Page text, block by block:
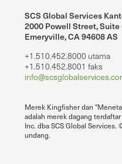
SCS Global Services
2000 Powell Street, Suite
Emeryville, CA 94608 AS
+1.510.452.8000 utama
+1.510.452.8001 faks
Merek Kingfisher dan
adalah merek dagang
Inc. dba SCS Global
undang.